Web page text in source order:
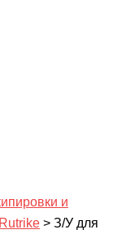
и
Rutrike > З/У для